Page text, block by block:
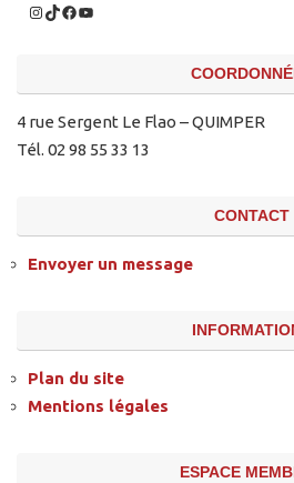
4 rue Sergent Le Flao – QUIMPER
Tél. 02 98 55 33 13
CONTACT
Envoyer un message
Plan du site
Mentions légales
ESPACE